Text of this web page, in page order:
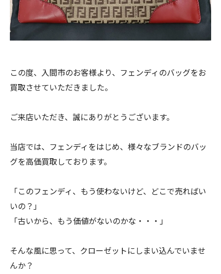
この度、入間市のお客様より、フェンディのバッグをお
買取させていただきました。
ご来店いただき、誠にありがとうございます。
当店では、フェンディをはじめ、様々なブランドのバッ
グを高価買取しております。
「このフェンディ、もう使わないけど、どこで売ればい
いの？」
「古いから、もう価値がないのかな・・・」
そんな風に思って、クローゼットにしまい込んでいませ
んか？